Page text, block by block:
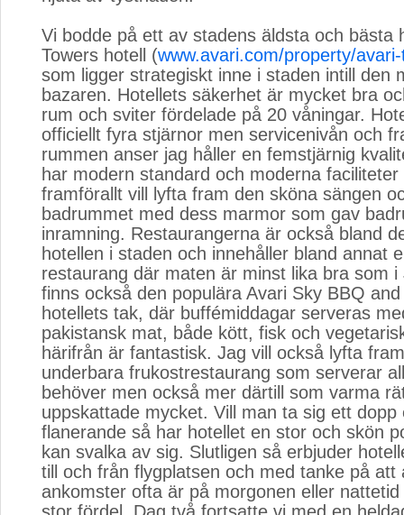
Vi bodde på ett av stadens äldsta och bästa
Towers hotell (www.avari.com/property/
som ligger strategiskt inne i staden intill den
bazaren. Hotellets säkerhet är mycket bra
rum och sviter fördelade på 20 våningar.
officiellt fyra stjärnor men servicenivån och
rummen anser jag håller en femstjärnig
har modern standard och moderna faciliteter
framförallt vill lyfta fram den sköna sängen
badrummet med dess marmor som gav
inramning. Restaurangerna är också bland
hotellen i staden och innehåller bland annat
restaurang där maten är minst lika bra som i
finns också den populära Avari Sky BBQ
hotellets tak, där buffémiddagar serveras
pakistansk mat, både kött, fisk och
härifrån är fantastisk. Jag vill också lyfta
underbara frukostrestaurang som serverar
behöver men också mer därtill som varma
uppskattade mycket. Vill man ta sig ett dopp
flanerande så har hotellet en stor och skön
kan svalka av sig. Slutligen så erbjuder
till och från flygplatsen och med tanke på att
ankomster ofta är på morgonen eller